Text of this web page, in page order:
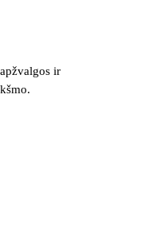
ir